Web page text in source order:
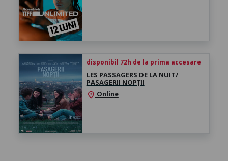
disponibil 72h de la prima accesare
LES PASSAGERS DE LA NUIT/
PASAGERII NOPȚII
location_on Online